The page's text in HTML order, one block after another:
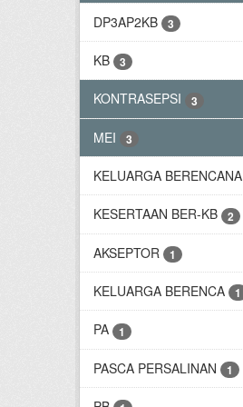
DP3AP2KB 3
KB 3
KONTRASEPSI 3
MEI 3
KELUARGA BERENCANA
KESERTAAN BER-KB 2
AKSEPTOR 1
KELUARGA BERENCA 1
PA 1
PASCA PERSALINAN 1